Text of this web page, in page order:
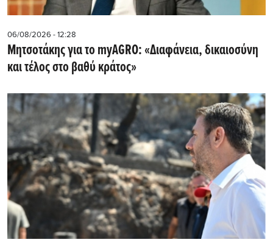
06/08/2026 - 12:28
Μητσοτάκης για το myAGRO: «Διαφάνεια, δικαιοσύνη
και τέλος στο βαθύ κράτος»